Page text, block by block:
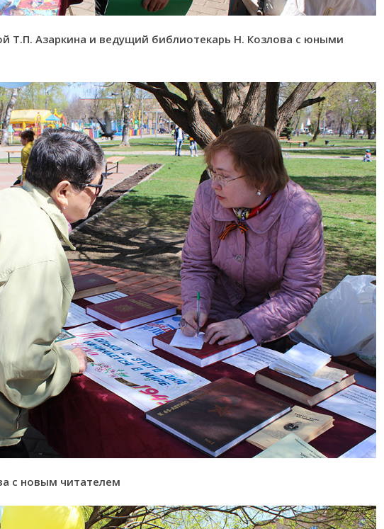
Т.П. Азаркина и ведущий библиотекарь Н. Козлова с юными
с новым читателем